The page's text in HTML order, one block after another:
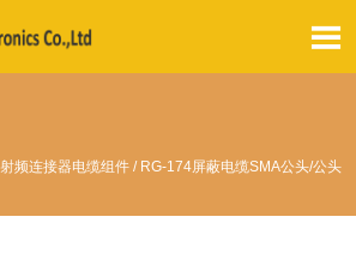

射频连接器电缆组件 / RG-174屏蔽电缆SMA公头/公头